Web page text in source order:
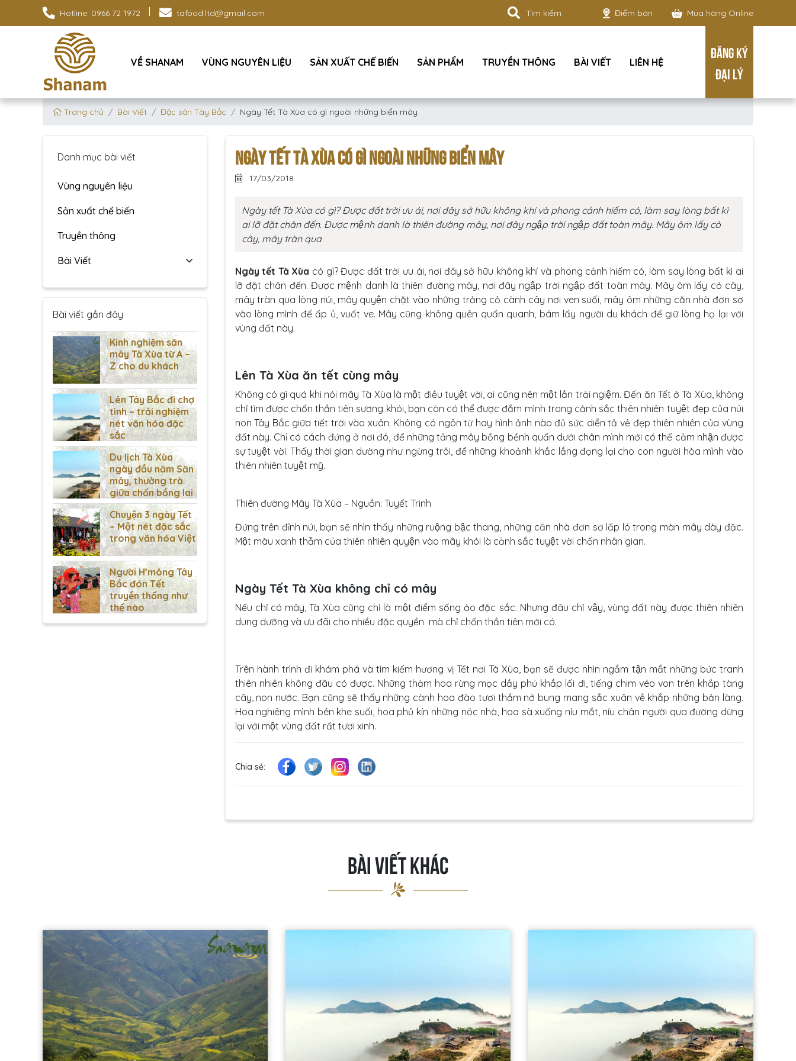
Hotline: 0966 72 1972 tafood.ltd@gmail.com Điểm bán Mua hàng Online
VỀ SHANAM VÙNG NGUYÊN LIỆU SẢN XUẤT CHẾ BIẾN SẢN PHẨM TRUYỀN THÔNG BÀI VIẾT LIÊN HỆ
ĐĂNG KÝ
ĐẠI LÝ
Trang chủ Bài Viết Đặc sản Tây Bắc Ngày Tết Tà Xùa có gì ngoài những biển mây
NGÀY TẾT TÀ XÙA CÓ GÌ NGOÀI NHỮNG BIỂN MÂY
17/03/2018
Ngày tết Tà Xùa có gì? Được đất trời ưu ái, nơi đây sở hữu không khí và phong cảnh hiếm có, làm say lòng bất kì
ai lỡ đặt chân đến. Được mệnh danh là thiên đường mây, nơi đây ngập trời ngập đất toàn mây. Mây ôm lấy cỏ
cây, mây tràn qua
Ngày tết Tà Xùa có gì? Được đất trời ưu ái, nơi đây sở hữu không khí và phong cảnh hiếm có, làm say lòng bất kì ai
lỡ đặt chân đến. Được mệnh danh là thiên đường mây, nơi đây ngập trời ngập đất toàn mây. Mây ôm lấy cỏ cây,
mây tràn qua lòng núi, mây quyện chặt vào những trảng cỏ cành cây nơi ven suối, mây ôm những căn nhà đơn sơ
vào lòng mình để ấp ủ, vuốt ve. Mây cũng không quên quẩn quanh, bám lấy người du khách để giữ lòng họ lại với
vùng đất này.
Lên Tà Xùa ăn tết cùng mây
Không có gì quá khi nói mây Tà Xùa là một điều tuyệt vời, ai cũng nên một lần trải ngiệm. Đến ăn Tết ở Tà Xùa, không
chỉ tìm được chốn thần tiên sương khói, bạn còn có thể được đắm mình trong cảnh sắc thiên nhiên tuyệt đẹp của núi
non Tây Bắc giữa tiết trời vào xuân. Không có ngôn từ hay hình ảnh nào đủ sức diễn tả vẻ đẹp thiên nhiên của vùng
đất này. Chỉ có cách đứng ở nơi đó, để những tảng mây bồng bềnh quẩn dưới chân mình mới có thể cảm nhận được
sự tuyệt vời. Thấy thời gian dường như ngừng trôi, để những khoảnh khắc lắng đọng lại cho con người hòa mình vào
thiên nhiên tuyệt mỹ.
Thiên đường Mây Tà Xùa – Nguồn: Tuyết Trinh
Đứng trên đỉnh núi, bạn sẽ nhìn thấy những ruộng bậc thang, những căn nhà đơn sơ lấp ló trong màn mây dày đặc.
Một màu xanh thẫm của thiên nhiên quyện vào mây khói là cảnh sắc tuyệt vời chốn nhân gian.
Ngày Tết Tà Xùa không chỉ có mây
Nếu chỉ có mây, Tà Xùa cũng chỉ là một điểm sống ảo đặc sắc. Nhưng đâu chỉ vậy, vùng đất này được thiên nhiên
dung dưỡng và ưu đãi cho nhiều đặc quyền mà chỉ chốn thần tiên mới có.
Trên hành trình đi khám phá và tìm kiếm hương vị Tết nơi Tà Xùa, bạn sẽ được nhìn ngắm tận mắt những bức tranh
thiên nhiên không đâu có được. Những thảm hoa rừng mọc dầy phủ khắp lối đi, tiếng chim véo von trên khắp tàng
cây, non nước. Bạn cũng sẽ thấy những cành hoa đào tươi thắm nở bung mang sắc xuân về khắp những bản làng.
Hoa nghiêng mình bên khe suối, hoa phủ kín những nóc nhà, hoa sà xuống níu mắt, níu chân người qua đường dừng
lại với một vùng đất rất tươi xinh.
Chia sẻ:
Danh mục bài viết
Vùng nguyên liệu
Sản xuất chế biến
Truyền thông
Bài Viết
Bài viết gần đây
Kinh nghiệm săn
mây Tà Xùa từ A –
Z cho du khách
Lên Tây Bắc đi chợ
tình – trải nghiệm
nét văn hóa đặc
sắc
Du lịch Tà Xùa
ngày đầu năm Săn
mây, thưởng trà
giữa chốn bồng lai
Chuyện 3 ngày Tết
– Một nét đặc sắc
trong văn hóa Việt
Người H’mông Tây
Bắc đón Tết
truyền thống như
thế nào
BÀI VIẾT KHÁC